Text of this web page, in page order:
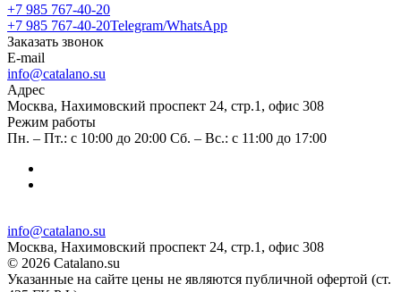
+7 985 767-40-20
+7 985 767-40-20Telegram/WhatsApp
Заказать звонок
E-mail
info@catalano.su
Адрес
Москва, Нахимовский проспект 24, стр.1, офис 308
Режим работы
Пн. – Пт.: с 10:00 до 20:00 Сб. – Вс.: с 11:00 до 17:00
info@catalano.su
Москва, Нахимовский проспект 24, стр.1, офис 308
© 2026 Catalano.su
Указанные на сайте цены не являются публичной офертой (ст.